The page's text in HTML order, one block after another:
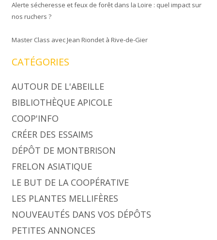
Alerte sécheresse et feux de forêt dans la Loire : quel impact sur
nos ruchers ?
Master Class avec Jean Riondet à Rive-de-Gier
CATÉGORIES
AUTOUR DE L'ABEILLE
BIBLIOTHÈQUE APICOLE
COOP'INFO
CRÉER DES ESSAIMS
DÉPÔT DE MONTBRISON
FRELON ASIATIQUE
LE BUT DE LA COOPÉRATIVE
LES PLANTES MELLIFÈRES
NOUVEAUTÉS DANS VOS DÉPÔTS
PETITES ANNONCES